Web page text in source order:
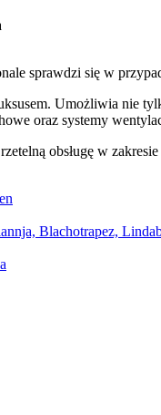
sprawdzi się w
Umożliwia nie
oraz systemy
obsługę w
Blachotrapez,